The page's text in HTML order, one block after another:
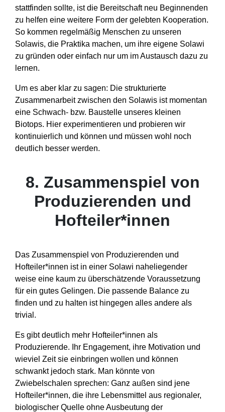
stattfinden sollte, ist die Bereitschaft neu Beginnenden
zu helfen eine weitere Form der gelebten Kooperation.
So kommen regelmäßig Menschen zu unseren
Solawis, die Praktika machen, um ihre eigene Solawi
zu gründen oder einfach nur um im Austausch dazu zu
lernen.
Um es aber klar zu sagen: Die strukturierte
Zusammenarbeit zwischen den Solawis ist momentan
eine Schwach- bzw. Baustelle unseres kleinen
Biotops. Hier experimentieren und probieren wir
kontinuierlich und können und müssen wohl noch
deutlich besser werden.
8. Zusammenspiel von
Produzierenden und
Hofteiler*innen
Das Zusammenspiel von Produzierenden und
Hofteiler*innen ist in einer Solawi naheliegender
weise eine kaum zu überschätzende Voraussetzung
für ein gutes Gelingen. Die passende Balance zu
finden und zu halten ist hingegen alles andere als
trivial.
Es gibt deutlich mehr Hofteiler*innen als
Produzierende. Ihr Engagement, ihre Motivation und
wieviel Zeit sie einbringen wollen und können
schwankt jedoch stark. Man könnte von
Zwiebelschalen sprechen: Ganz außen sind jene
Hofteiler*innen, die ihre Lebensmittel aus regionaler,
biologischer Quelle ohne Ausbeutung der